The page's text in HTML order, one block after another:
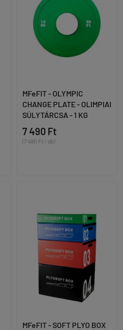
MFeFIT - OLYMPIC
CHANGE PLATE - OLIMPIAI
SÚLYTÁRCSA - 1 KG
7 490 Ft
(7 490 Ft / db)
MFeFIT - SOFT PLYO BOX